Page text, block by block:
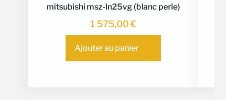
mitsubishi msz-ln25vg (blanc perle)
1 575,00€
Ajouter au panier